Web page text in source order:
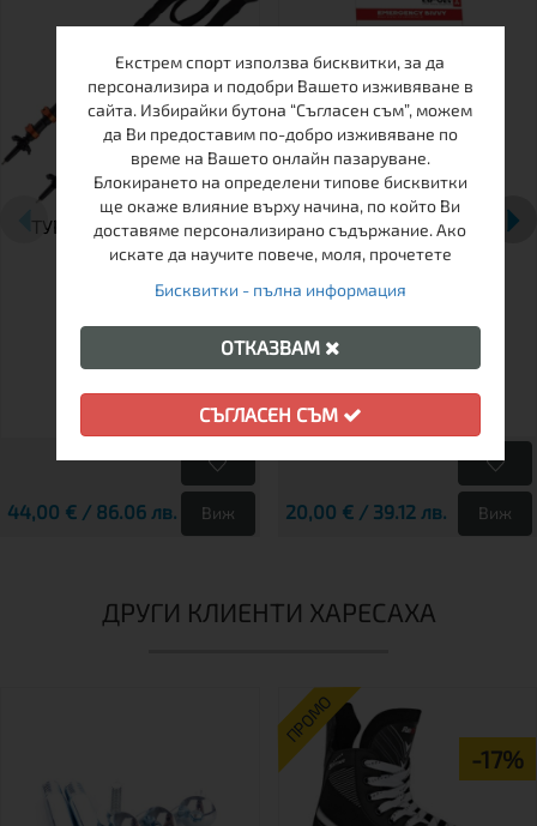
ТУРИСТИЧЕСКИ ЩЕКИ
ARVA FUJI
44,00 € / 86.06 лв. Виж
БИВАК САК EMERGENCY
BIVVY
20,00 € / 39.12 лв. Виж
ДРУГИ КЛИЕНТИ ХАРЕСАХА
ПРОМО
-17%
Екстрем спорт използва бисквитки, за да
персонализира и подобри Вашето изживяване в
сайта. Избирайки бутона “Съгласен съм”, можем
да Ви предоставим по-добро изживяване по
време на Вашето онлайн пазаруване.
Блокирането на определени типове бисквитки
ще окаже влияние върху начина, по който Ви
доставяме персонализирано съдържание. Ако
искате да научите повече, моля, прочетете
Бисквитки - пълна информация
ОТКАЗВАМ
СЪГЛАСЕН СЪМ